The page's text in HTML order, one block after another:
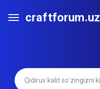
craftforum.uz